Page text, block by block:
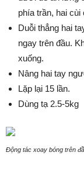
phía trần, hai cùi
Duỗi thẳng hai
ngay trên đầu.
xuống.
Nâng hai tay
Lặp lại 15 lần.
Dùng tạ 2.5-5kg
Động tác xoay bóng trên